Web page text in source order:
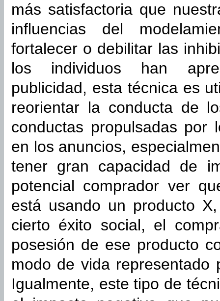
más satisfactoria que
influencias del
fortalecer o debilitar las
los individuos han
publicidad, esta técnica es
reorientar la conducta de
conductas propulsadas por
en los anuncios,
tener gran capacidad de
potencial comprador ver
está usando un producto
cierto éxito social, el
posesión de ese producto
modo de vida representado
Igualmente, este tipo de